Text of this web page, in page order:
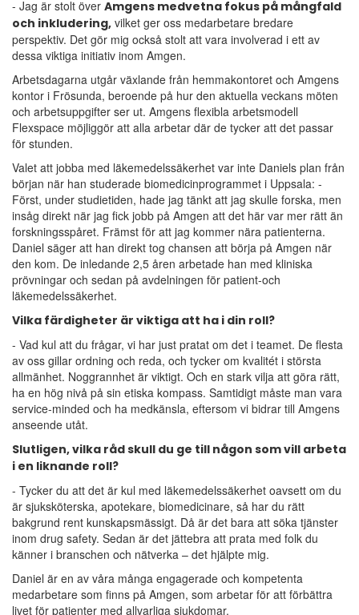
- Jag är stolt över Amgens medvetna fokus på mångfald
och inkludering, vilket ger oss medarbetare bredare
perspektiv. Det gör mig också stolt att vara involverad i ett av
dessa viktiga initiativ inom Amgen.
Arbetsdagarna utgår växlande från hemmakontoret och Amgens
kontor i Frösunda, beroende på hur den aktuella veckans möten
och arbetsuppgifter ser ut. Amgens flexibla arbetsmodell
Flexspace möjliggör att alla arbetar där de tycker att det passar
för stunden.
Valet att jobba med läkemedelssäkerhet var inte Daniels plan från
början när han studerade biomedicinprogrammet i Uppsala: -
Först, under studietiden, hade jag tänkt att jag skulle forska, men
insåg direkt när jag fick jobb på Amgen att det här var mer rätt än
forskningsspåret. Främst för att jag kommer nära patienterna.
Daniel säger att han direkt tog chansen att börja på Amgen när
den kom. De inledande 2,5 åren arbetade han med kliniska
prövningar och sedan på avdelningen för patient-och
läkemedelssäkerhet.
Vilka färdigheter är viktiga att ha i din roll?
- Vad kul att du frågar, vi har just pratat om det i teamet. De flesta
av oss gillar ordning och reda, och tycker om kvalitét i största
allmänhet. Noggrannhet är viktigt. Och en stark vilja att göra rätt,
ha en hög nivå på sin etiska kompass. Samtidigt måste man vara
service-minded och ha medkänsla, eftersom vi bidrar till Amgens
anseende utåt.
Slutligen, vilka råd skull du ge till någon som vill arbeta
i en liknande roll?
- Tycker du att det är kul med läkemedelssäkerhet oavsett om du
är sjuksköterska, apotekare, biomedicinare, så har du rätt
bakgrund rent kunskapsmässigt. Då är det bara att söka tjänster
inom drug safety. Sedan är det jättebra att prata med folk du
känner i branschen och nätverka – det hjälpte mig.
Daniel är en av våra många engagerade och kompetenta
medarbetare som finns på Amgen, som arbetar för att förbättra
livet för patienter med allvarliga sjukdomar.